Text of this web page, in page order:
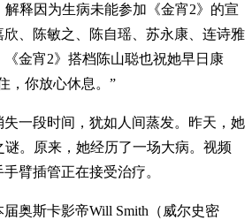
释因为生病未能参加《金宵2》的宣
、陈敏之、陈自瑶、苏永康、连诗雅
金宵2》搭档陈山聪也祝她早日康
，你放心休息。”
一段时间，犹如人间蒸发。昨天，她
。原来，她经历了一场大病。视频
臂插管正在接受治疗。
奥斯卡影帝Will Smith（威尔史密